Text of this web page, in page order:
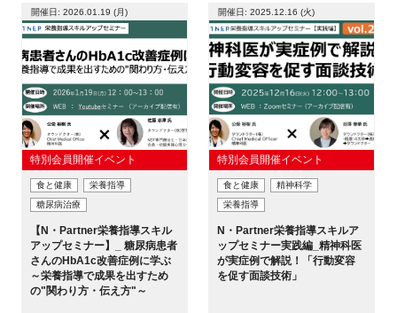
開催日: 2026.01.19 (月)
特別会員開催イベント
食と健康
栄養指導
糖尿病治療
【N・Partner栄養指導スキル
アップセミナー】_ 糖尿病患者
さんのHbA1c改善症例に学ぶ
～栄養指導で成果を出すため
の"関わり方・伝え方"～
開催日: 2025.12.16 (火)
特別会員開催イベント
食と健康
精神科学
栄養指導
N・Partner栄養指導スキルア
ップセミナー実践編_精神科医
が実症例で解説！「行動変容
を促す面談技術」